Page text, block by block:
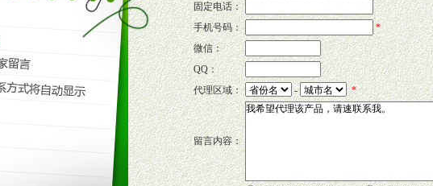
，美誉度。
足消费者的新需求及适应市场变化。
册、POP宣传画、三折页及宣传礼品全面配赠，免费提供软硬性平面广告、电台广
产品，全套合法经营手续，采取统一底价供货、严格保证区域市场独占，杜绝串货
公司资执证明复印件，财务以帐单，税务发票，产品质量报告检测单，产品批号；
宜，采取方案，专家顾问团提供专柜、社区、HS、名人营销等各种模式市场实战操
货奖励，年终完成任务返利。
固定电话：
手机号码：
*
微信：
QQ：
代理区域：
- *
留言内容：